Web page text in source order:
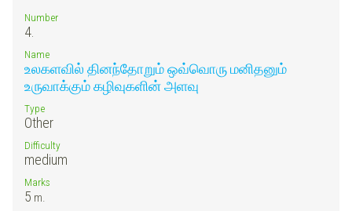
Number
4.
Name
உலகளவில் தினந்தோறும் ஒவ்வொரு மனிதனும்
உருவாக்கும் கழிவுகளின் அளவு
Type
Other
Difficulty
medium
Marks
5 m.